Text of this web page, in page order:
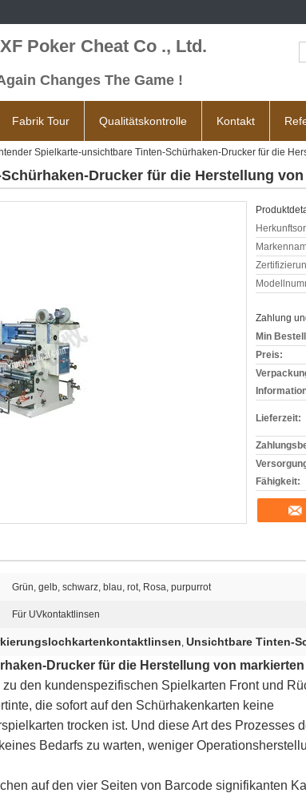
Poker Cheat Co ., Ltd.
Changes The Game !
Fabrik Tour Qualitätskontrolle Kontakt
Spielkarte-unsichtbare Tinten-Schürhaken-Drucker für die
Drucker für die Herstellung
Zahlung
Min
Preis:
Lieferzeit:
Fähigkeit:
Grün, gelb, schwarz, blau, rot, Rosa, purpurrot
Für UVkontaktlinsen
, Unsichtbare Tinten-
Drucker für die Herstellung von
den kundenspezifischen Spielkarten Front und
die sofort auf den Schürhakenkarten keine
trocken ist. Und diese Art des Prozesses
Bedarfs zu warten, weniger
auf den vier Seiten von Barcode signifikanten